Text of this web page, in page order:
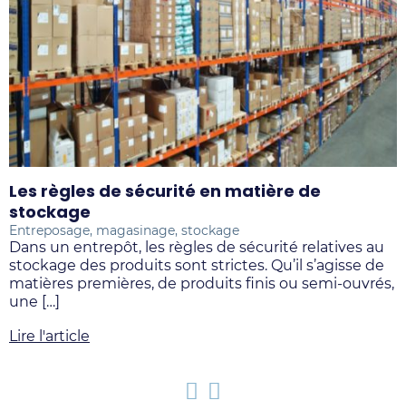
Les règles de sécurité en matière de
stockage
Entreposage, magasinage, stockage
Dans un entrepôt, les règles de sécurité relatives au
stockage des produits sont strictes. Qu’il s’agisse de
matières premières, de produits finis ou semi-ouvrés,
une […]
Lire l'article
Précédent
Suivant